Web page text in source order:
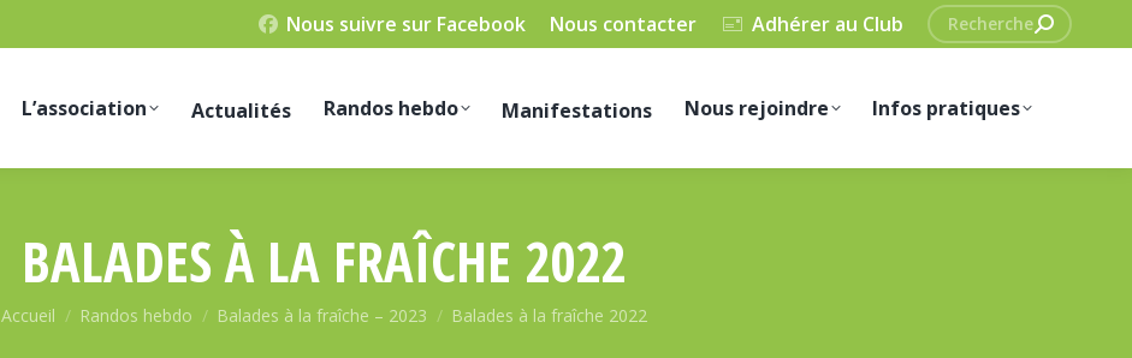
Nous suivre sur Facebook Nous contacter Adhérer au Club
Recherche
:
L’association Actualités Randos hebdo Manifestations Nous rejoindre Infos pratiques
BALADES À LA FRAÎCHE 2022
Vous êtes ici :
Accueil Randos hebdo Balades à la fraîche – 2023 Balades à la fraîche 2022